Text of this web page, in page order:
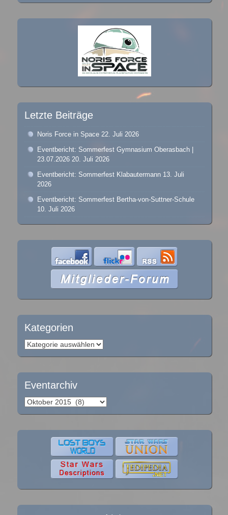
Letzte Beiträge
Noris Force in Space 22. Juli 2026
Eventbericht: Sommerfest Gymnasium Oberasbach |
23.07.2026 20. Juli 2026
Eventbericht: Sommerfest Klabautermann 13. Juli
2026
Eventbericht: Sommerfest Bertha-von-Suttner-Schule
10. Juli 2026
Kategorien
Kategorien
Eventarchiv
Eventarchiv